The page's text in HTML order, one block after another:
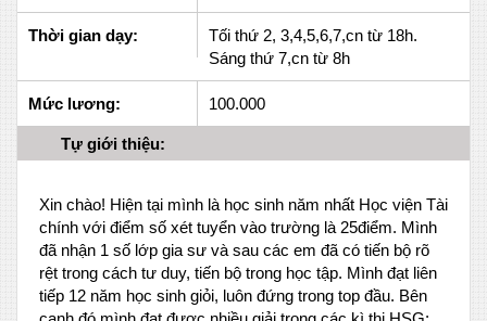
Thời gian dạy:
Tối thứ 2, 3,4,5,6,7,cn từ 18h.
Sáng thứ 7,cn từ 8h
Mức lương: 100.000
Tự giới thiệu:
Xin chào! Hiện tại mình là học sinh năm nhất Học viện Tài
chính với điểm số xét tuyển vào trường là 25điểm. Mình
đã nhận 1 số lớp gia sư và sau các em đã có tiến bộ rõ
rệt trong cách tư duy, tiến bộ trong học tập. Mình đạt liên
tiếp 12 năm học sinh giỏi, luôn đứng trong top đầu. Bên